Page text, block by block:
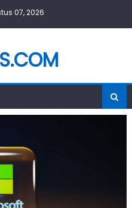
07, 2026